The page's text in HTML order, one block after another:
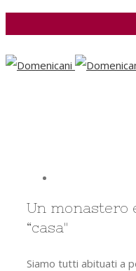
Un monastero
“casa"
Siamo tutti abituati a